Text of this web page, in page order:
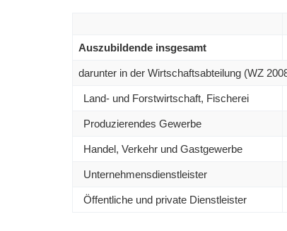
Auszubildende insgesamt
darunter in der Wirtschaftsabteilung (WZ
Land- und Forstwirtschaft, Fischerei
Produzierendes Gewerbe
Handel, Verkehr und Gastgewerbe
Unternehmensdienstleister
Öffentliche und private Dienstleister